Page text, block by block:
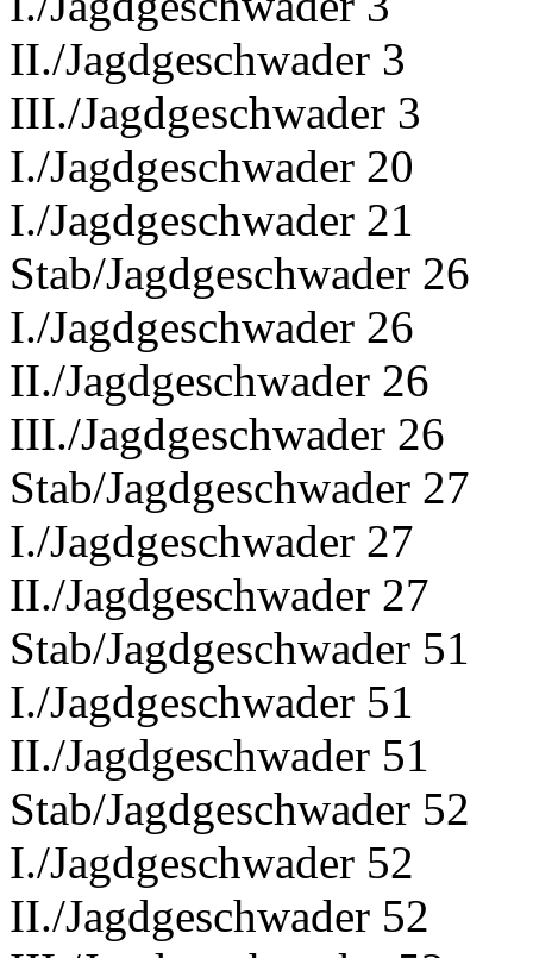
II./Jagdgeschwader 3
III./Jagdgeschwader 3
I./Jagdgeschwader 20
I./Jagdgeschwader 21
Stab/Jagdgeschwader 26
I./Jagdgeschwader 26
II./Jagdgeschwader 26
III./Jagdgeschwader 26
Stab/Jagdgeschwader 27
I./Jagdgeschwader 27
II./Jagdgeschwader 27
Stab/Jagdgeschwader 51
I./Jagdgeschwader 51
II./Jagdgeschwader 51
Stab/Jagdgeschwader 52
I./Jagdgeschwader 52
II./Jagdgeschwader 52